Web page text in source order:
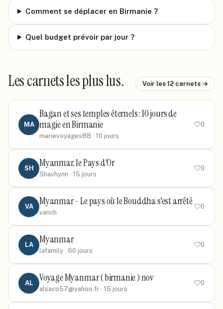
Comment se déplacer en Birmanie ?
Quel budget prévoir par jour ?
Les carnets les plus lus. Voir les 12 carnets →
MA
Bagan et ses temples éternels : 10 jours de
magie en Birmanie
marievoyages88 · 10 jours
0
SH Myanmar, le Pays d'Or
Shavhynn · 15 jours
0
VA Myanmar - Le pays où le Bouddha s'est arrêté
vanch
0
LA Myanmar
lafamily · 60 jours
0
AL Voyage Myanmar ( birmanie ) nov
alsaco57@yahoo.fr · 15 jours
0